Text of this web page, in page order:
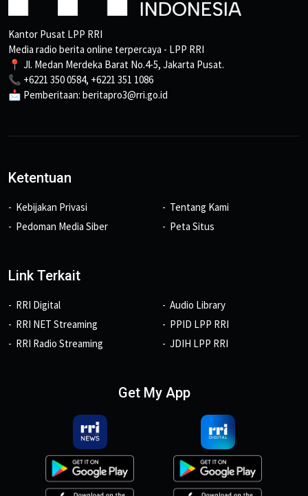
Kantor Pusat LPP RRI
Media radio berita online terpercaya - LPP RRI
📍 Jl. Medan Merdeka Barat No.4-5, Jakarta Pusat.
📞 +6221 350 0584, +6221 351 1086
📩 Pemberitaan: beritapro3@rri.go.id
Ketentuan
Kebijakan Privasi
Pedoman Media Siber
Tentang Kami
Peta Situs
Link Terkait
RRI Digital
RRI NET Streaming
RRI Radio Streaming
Audio Library
PPID LPP RRI
JDIH LPP RRI
Get My App